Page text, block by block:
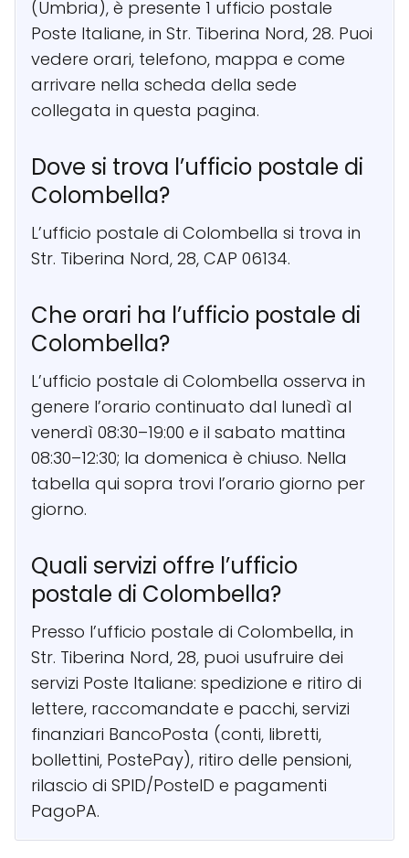
(Umbria), è presente 1 ufficio postale
Poste Italiane, in Str. Tiberina Nord, 28. Puoi
vedere orari, telefono, mappa e come
arrivare nella scheda della sede
collegata in questa pagina.
Dove si trova l’ufficio postale di
Colombella?
L’ufficio postale di Colombella si trova in
Str. Tiberina Nord, 28, CAP 06134.
Che orari ha l’ufficio postale di
Colombella?
L’ufficio postale di Colombella osserva in
genere l’orario continuato dal lunedì al
venerdì 08:30–19:00 e il sabato mattina
08:30–12:30; la domenica è chiuso. Nella
tabella qui sopra trovi l’orario giorno per
giorno.
Quali servizi offre l’ufficio
postale di Colombella?
Presso l’ufficio postale di Colombella, in
Str. Tiberina Nord, 28, puoi usufruire dei
servizi Poste Italiane: spedizione e ritiro di
lettere, raccomandate e pacchi, servizi
finanziari BancoPosta (conti, libretti,
bollettini, PostePay), ritiro delle pensioni,
rilascio di SPID/PosteID e pagamenti
PagoPA.